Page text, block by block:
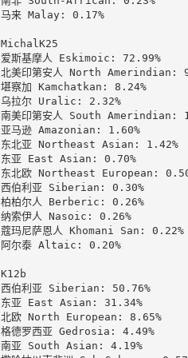
马来 Malay: 0.17%
MichalK25
爱斯基摩人 Eskimoic: 72.99%
北美印第安人 North Amerindian:
堪察加 Kamchatkan: 8.24%
乌拉尔 Uralic: 2.32%
南美印第安人 South Amerindian:
亚马逊 Amazonian: 1.60%
东北亚 Northeast Asian: 1.42%
东亚 East Asian: 0.70%
东北欧 Northeast European:
西伯利亚 Siberian: 0.30%
柏柏尔人 Berberic: 0.26%
纳索伊人 Nasoic: 0.26%
蔻玛尼萨恩人 Khomani San: 0.22%
阿尔泰 Altaic: 0.20%
K12b
西伯利亚 Siberian: 50.76%
东亚 East Asian: 31.34%
北欧 North European: 8.65%
格德罗西亚 Gedrosia: 4.49%
南亚 South Asian: 4.19%